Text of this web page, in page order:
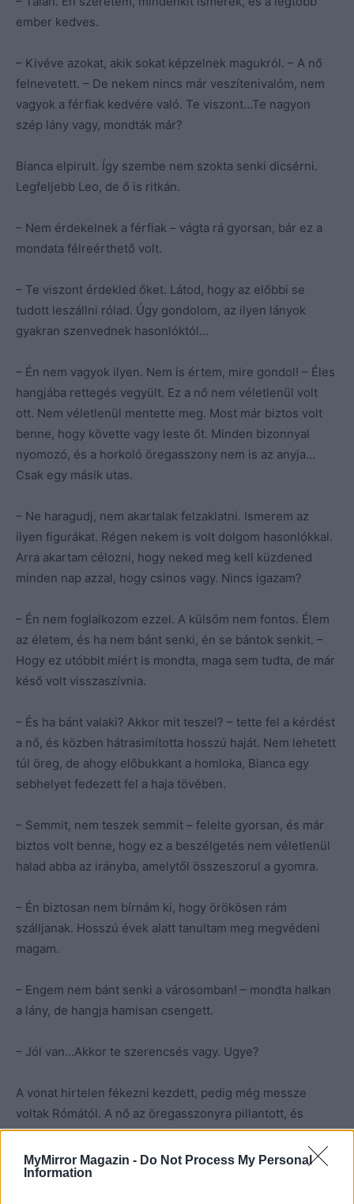
MyMirror Magazin - Do Not Process My Personal
Information
ember kedves.
– Kivéve azokat, akik sokat képzelnek magukról. – A nő
felnevetett. – De nekem nincs már veszítenivalóm, nem
vagyok a férfiak kedvére való. Te viszont…Te nagyon
szép lány vagy, mondták már?
Bianca elpirult. Így szembe nem szokta senki dicsérni.
Legfeljebb Leo, de ő is ritkán.
– Nem érdekelnek a férfiak – vágta rá gyorsan, bár ez a
mondata félreérthető volt.
– Te viszont érdekled őket. Látod, hogy az előbbi se
tudott leszállni rólad. Úgy gondolom, az ilyen lányok
gyakran szenvednek hasonlóktól…
– Én nem vagyok ilyen. Nem is értem, mire gondol! – Éles
hangjába rettegés vegyült. Ez a nő nem véletlenül volt
ott. Nem véletlenül mentette meg. Most már biztos volt
benne, hogy követte vagy leste őt. Minden bizonnyal
nyomozó, és a horkoló öregasszony nem is az anyja…
Csak egy másik utas.
– Ne haragudj, nem akartalak felzaklatni. Ismerem az
ilyen figurákat. Régen nekem is volt dolgom hasonlókkal.
Arra akartam célozni, hogy neked meg kell küzdened
minden nap azzal, hogy csinos vagy. Nincs igazam?
– Én nem foglalkozom ezzel. A külsőm nem fontos. Élem
az életem, és ha nem bánt senki, én se bántok senkit. –
Hogy ez utóbbit miért is mondta, maga sem tudta, de már
késő volt visszaszívnia.
– És ha bánt valaki? Akkor mit teszel? – tette fel a kérdést
a nő, és közben hátrasimította hosszú haját. Nem lehetett
túl öreg, de ahogy előbukkant a homloka, Bianca egy
sebhelyet fedezett fel a haja tövében.
– Semmit, nem teszek semmit – felelte gyorsan, és már
biztos volt benne, hogy ez a beszélgetés nem véletlenül
halad abba az irányba, amelytől összeszorul a gyomra.
– Én biztosan nem bírnám ki, hogy örökösen rám
szálljanak. Hosszú évek alatt tanultam meg megvédeni
magam.
– Engem nem bánt senki a városomban! – mondta halkan
a lány, de hangja hamisan csengett.
– Jól van…Akkor te szerencsés vagy. Ugye?
A vonat hirtelen fékezni kezdett, pedig még messze
voltak Rómától. A nő az öregasszonyra pillantott, és
látszott rajta, hogy szívesen felébresztené, mert akkorát
horkantott, mint egy kifejlett vaddisznó.